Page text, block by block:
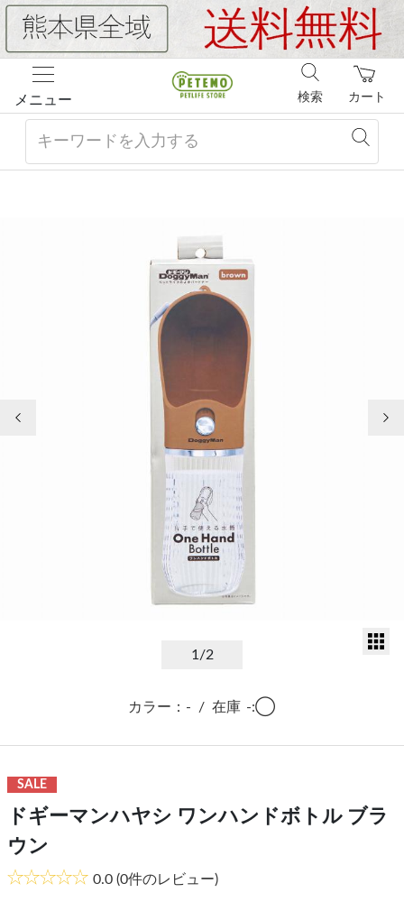
メニュー カート
検索
前の画像
1 /2
カラー：- / 在庫 -:◯
SALE
ドギーマンハヤシ ワンハンドボトル ブラ
ウン
0.0 (0件のレビュー)